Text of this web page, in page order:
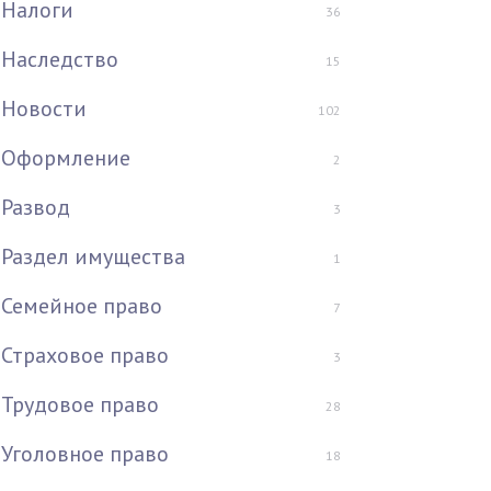
Налоги 36
Наследство 15
Новости 102
Оформление 2
Развод 3
Раздел имущества 1
Семейное право 7
Страховое право 3
Трудовое право 28
Уголовное право 18